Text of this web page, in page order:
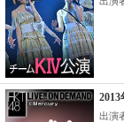
出演